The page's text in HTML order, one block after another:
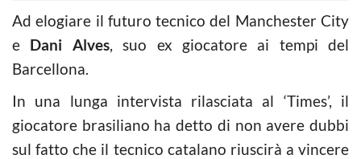
Ad elogiare il futuro tecnico del Manchester City
e Dani Alves, suo ex giocatore ai tempi del
Barcellona.
In una lunga intervista rilasciata al ‘Times’, il
giocatore brasiliano ha detto di non avere dubbi
sul fatto che il tecnico catalano riuscirà a vincere